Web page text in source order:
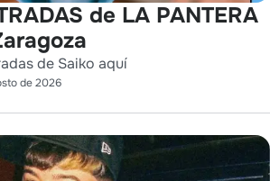
de LA PANTERA
de Saiko aquí
de 2026